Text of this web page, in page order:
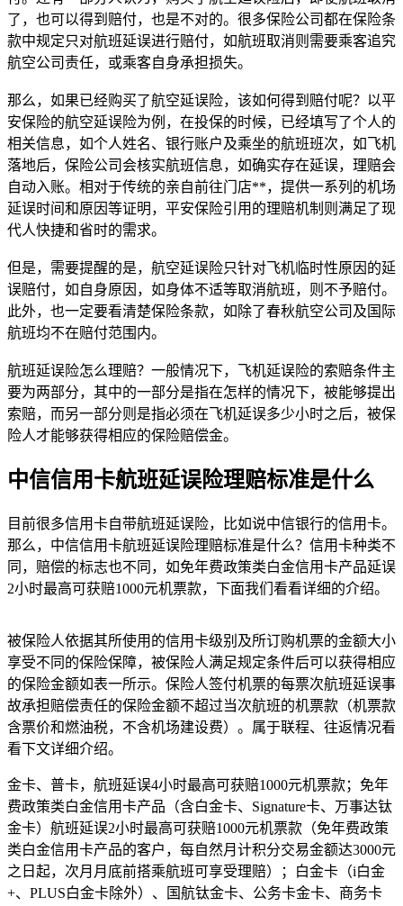
了，也可以得到赔付，也是不对的。很多保险公司都在保险条
款中规定只对航班延误进行赔付，如航班取消则需要乘客追究
航空公司责任，或乘客自身承担损失。
那么，如果已经购买了航空延误险，该如何得到赔付呢？以平
安保险的航空延误险为例，在投保的时候，已经填写了个人的
相关信息，如个人姓名、银行账户及乘坐的航班班次，如飞机
落地后，保险公司会核实航班信息，如确实存在延误，理赔会
自动入账。相对于传统的亲自前往门店**，提供一系列的机场
延误时间和原因等证明，平安保险引用的理赔机制则满足了现
代人快捷和省时的需求。
但是，需要提醒的是，航空延误险只针对飞机临时性原因的延
误赔付，如自身原因，如身体不适等取消航班，则不予赔付。
此外，也一定要看清楚保险条款，如除了春秋航空公司及国际
航班均不在赔付范围内。
航班延误险怎么理赔？一般情况下，飞机延误险的索赔条件主
要为两部分，其中的一部分是指在怎样的情况下，被能够提出
索赔，而另一部分则是指必须在飞机延误多少小时之后，被保
险人才能够获得相应的保险赔偿金。
中信信用卡航班延误险理赔标准是什么
目前很多信用卡自带航班延误险，比如说中信银行的信用卡。
那么，中信信用卡航班延误险理赔标准是什么？信用卡种类不
同，赔偿的标志也不同，如免年费政策类白金信用卡产品延误
2小时最高可获赔1000元机票款，下面我们看看详细的介绍。
被保险人依据其所使用的信用卡级别及所订购机票的金额大小
享受不同的保险保障，被保险人满足规定条件后可以获得相应
的保险金额如表一所示。保险人签付机票的每票次航班延误事
故承担赔偿责任的保险金额不超过当次航班的机票款（机票款
含票价和燃油税，不含机场建设费）。属于联程、往返情况看
看下文详细介绍。
金卡、普卡，航班延误4小时最高可获赔1000元机票款；免年
费政策类白金信用卡产品（含白金卡、Signature卡、万事达钛
金卡）航班延误2小时最高可获赔1000元机票款（免年费政策
类白金信用卡产品的客户，每自然月计积分交易金额达3000元
之日起，次月月底前搭乘航班可享受理赔）；白金卡（i白金
+、PLUS白金卡除外）、国航钛金卡、公务卡金卡、商务卡